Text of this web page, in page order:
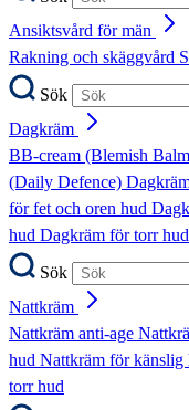
Ansiktsvård för män
Rakning och skäggvård
Sök
Dagkräm
BB-cream (Blemish
(Daily Defence)
för fet och oren hud
hud Dagkräm för torr hud
Sök
Nattkräm
Nattkräm anti-age
hud Nattkräm för känslig
torr hud